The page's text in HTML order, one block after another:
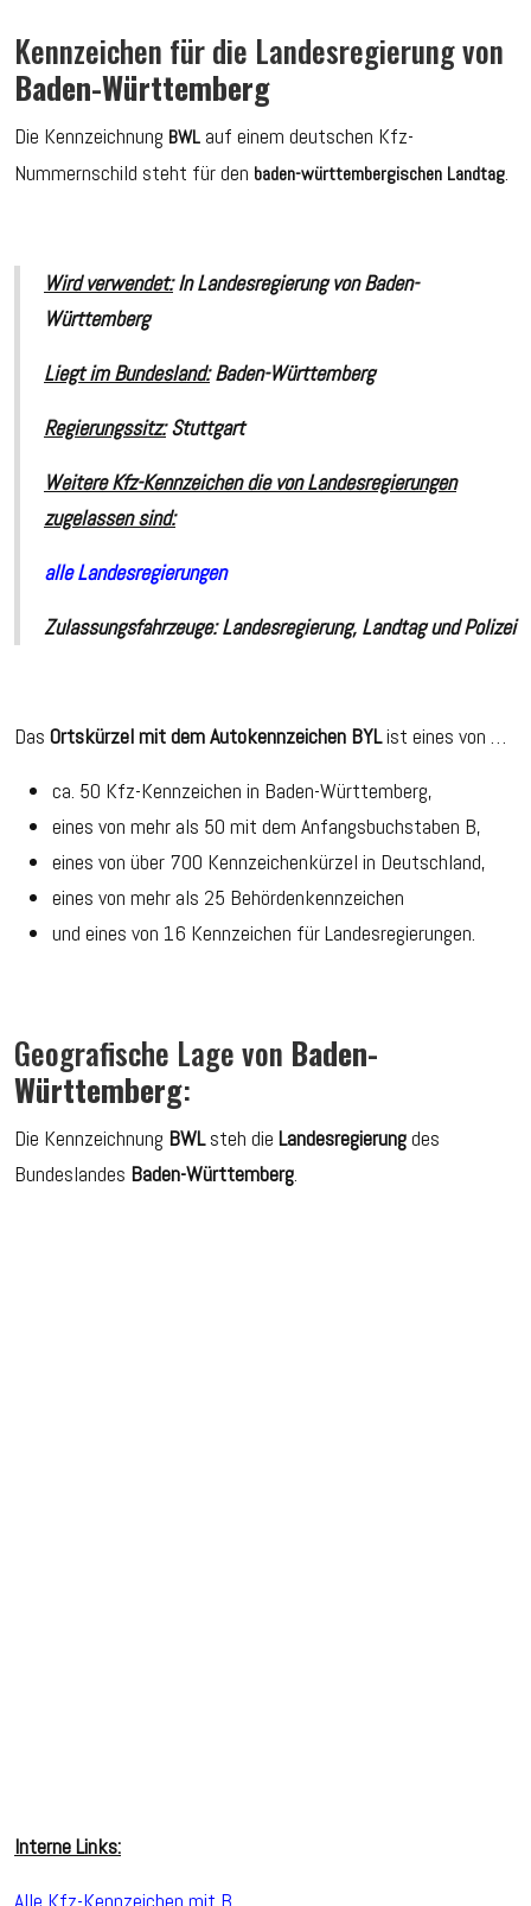
Kennzeichen für die Landesregierung von
Baden-Württemberg
Die Kennzeichnung BWL auf einem deutschen Kfz-
Nummernschild steht für den baden-württembergischen Landtag.
Wird verwendet:InLandesregierung vonBaden-
Württemberg
Liegt im Bundesland: Baden-Württemberg
Regierungssitz: Stuttgart
Weitere Kfz-Kennzeichen die von Landesregierungen
zugelassen sind:
alle Landesregierungen
Zulassungsfahrzeuge:Landesregierung, Landtag und Polizei
Das Ortskürzel mit dem Autokennzeichen BYList eines von …
ca. 50 Kfz-Kennzeichen in Baden-Württemberg,
eines von mehr als 50 mit dem Anfangsbuchstaben B,
eines von über 700 Kennzeichenkürzel in Deutschland,
eines von mehr als 25 Behördenkennzeichen
und eines von 16 Kennzeichen für Landesregierungen.
Geografische Lage von Baden-
Württemberg:
Die Kennzeichnung BWLsteh die Landesregierungdes
Bundeslandes Baden-Württemberg.
Interne Links: